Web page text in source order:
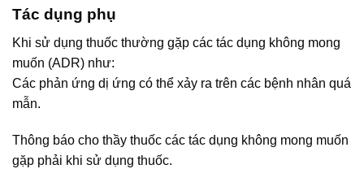
Tác dụng phụ
Khi sử dụng thuốc thường gặp các tác dụng không mong
muốn (ADR) như:
Các phản ứng dị ứng có thể xảy ra trên các bệnh nhân quá
mẫn.
Thông báo cho thầy thuốc các tác dụng không mong muốn
gặp phải khi sử dụng thuốc.